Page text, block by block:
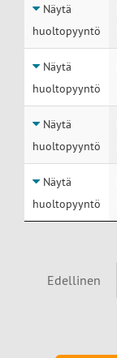
Näytä
huoltopyyntö
Näytä
huoltopyyntö
Näytä
huoltopyyntö
Näytä
huoltopyyntö
Edellinen